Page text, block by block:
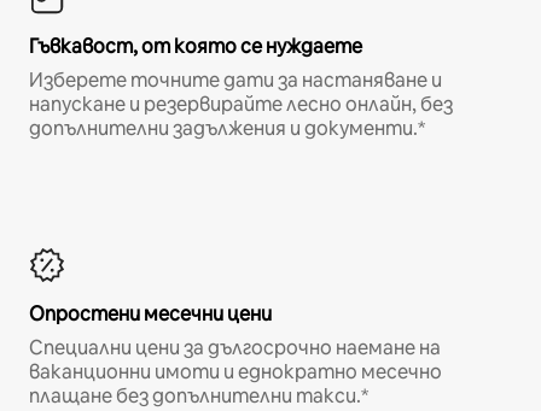
Гъвкавост, от която се нуждаете
Изберете точните дати за настаняване и
напускане и резервирайте лесно онлайн, без
допълнителни задължения и документи.*
Опростени месечни цени
Специални цени за дългосрочно наемане на
ваканционни имоти и еднократно месечно
плащане без допълнителни такси.*